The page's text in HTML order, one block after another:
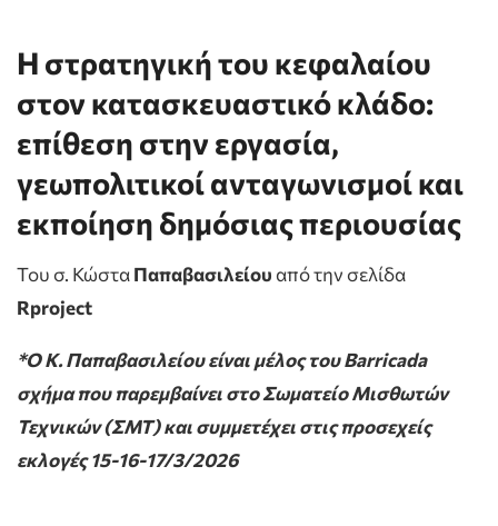
Η στρατηγική του κεφαλαίου
στον κατασκευαστικό κλάδο:
επίθεση στην εργασία,
γεωπολιτικοί ανταγωνισμοί και
εκποίηση δημόσιας περιουσίας
Του σ. ΚώσταΠαπαβασιλείουαπό την σελίδα
Rproject
*Ο Κ. Παπαβασιλείου είναι μέλος του Barricada
σχήμα που παρεμβαίνει στο Σωματείο Μισθωτών
Τεχνικών (ΣΜΤ) και συμμετέχει στις προσεχείς
εκλογές 15-16-17/3/2026